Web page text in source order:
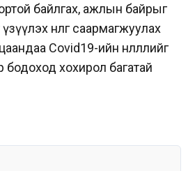
байлгах, ажлын байрыг
нөлөөг саармагжуулах
Covid19-ийн нөлөөллийг
бодоход хохирол багатай